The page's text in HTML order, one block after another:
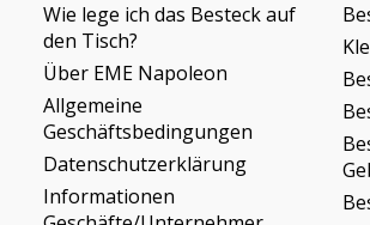
Wie lege ich das Besteck auf
den Tisch?
Über EME Napoleon
Allgemeine
Geschäftsbedingungen
Datenschutzerklärung
Informationen